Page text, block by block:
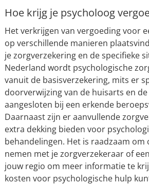
Hoe krijg je psycholoog
Het verkrijgen van vergoeding voor
op verschillende manieren
je zorgverzekering en de specifieke
Nederland wordt psychologische
vanuit de basisverzekering, mits er
doorverwijzing van de huisarts en
aangesloten bij een erkende
Daarnaast zijn er aanvullende
extra dekking bieden voor
behandelingen. Het is raadzaam om
nemen met je zorgverzekeraar of
jouw regio om meer informatie te
kosten voor psychologische hulp